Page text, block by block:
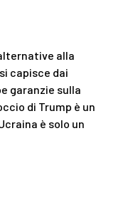
alla
capisce dai
garanzie sulla
di Trump è un
è solo un